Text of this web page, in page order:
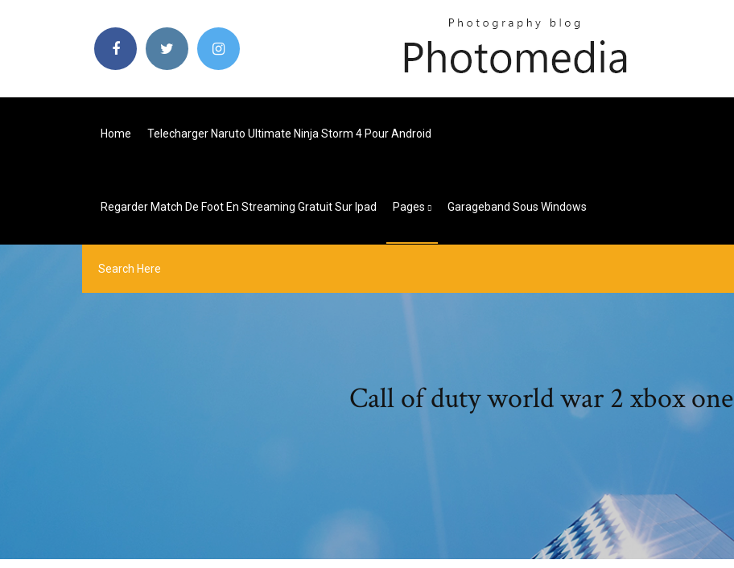
Home Telecharger Naruto Ultimate Ninja Storm 4 Pour Android
Regarder Match De Foot En Streaming Gratuit Sur Ipad Pages Garageband Sous Windows
Call of duty world war 2 xbox one